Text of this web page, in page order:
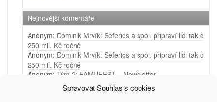
Spravovat Souhlas s cookies
Nejnovější komentáře
Anonym: Dominik Mrvík: Seferios a spol. připraví lidi tak o
250 mil. Kč ročně
Anonym: Dominik Mrvík: Seferios a spol. připraví lidi tak o
250 mil. Kč ročně
Anonym: Tým 2: FAMUFEST – Newsletter
Tým 1: Ji.hlava – Newsletter
Tým 4: Very Merry Arts – PR video